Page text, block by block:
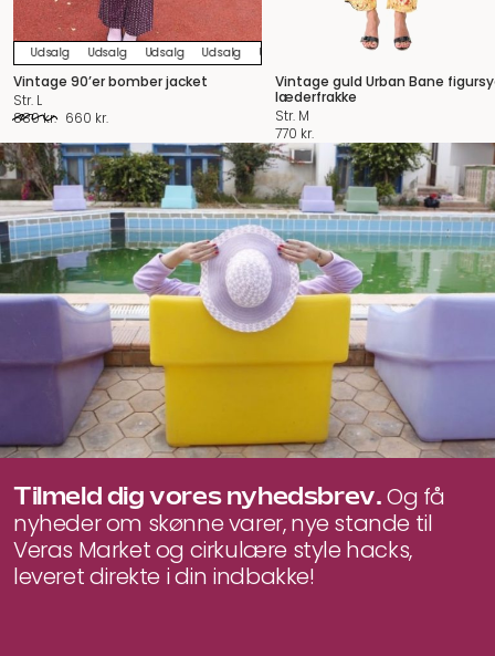
Udsalg Udsalg Udsalg Udsalg Udsalg Udsalg
Vintage 90’er bomber jacket
Str. L
880kr. Original
was:
880 kr..
660 kr.
is:
660 kr..
Vintage guld Urban Bane
læderfrakke
Str. M
770 kr.
Tilmeld dig vores nyhedsbrev.Og få
nyheder om skønne varer, nye stande til
Veras Market og cirkulære style hacks,
leveret direkte i din indbakke!